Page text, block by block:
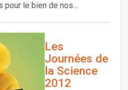
pour le bien de nos...
Les
Journées de
la Science
2012